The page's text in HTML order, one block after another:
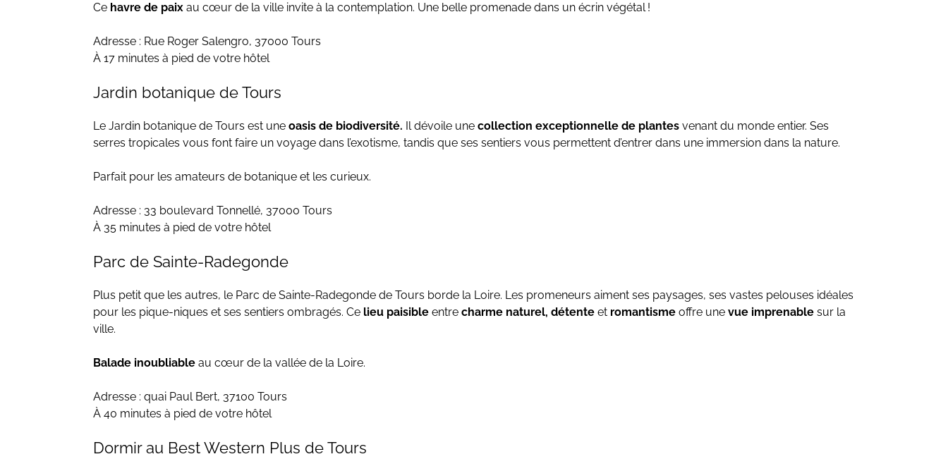
Ce havre de paix au cœur de la ville invite à la contemplation. Une belle promenade dans un écrin végétal !
Adresse : Rue Roger Salengro, 37000 Tours
À 17 minutes à pied de votre hôtel
Jardin botanique de Tours
Le Jardin botanique de Tours est une oasis de biodiversité. Il dévoile une collection exceptionnelle de plantes venant du monde entier. Ses
serres tropicales vous font faire un voyage dans l’exotisme, tandis que ses sentiers vous permettent d’entrer dans une immersion dans la nature.
Parfait pour les amateurs de botanique et les curieux.
Adresse : 33 boulevard Tonnellé, 37000 Tours
À 35 minutes à pied de votre hôtel
Parc de Sainte-Radegonde
Plus petit que les autres, le Parc de Sainte-Radegonde de Tours borde la Loire. Les promeneurs aiment ses paysages, ses vastes pelouses idéales
pour les pique-niques et ses sentiers ombragés. Ce lieu paisible entre charme naturel, détente et romantisme offre une vue imprenable sur la
ville.
Balade inoubliable au cœur de la vallée de la Loire.
Adresse : quai Paul Bert, 37100 Tours
À 40 minutes à pied de votre hôtel
Dormir au Best Western Plus de Tours